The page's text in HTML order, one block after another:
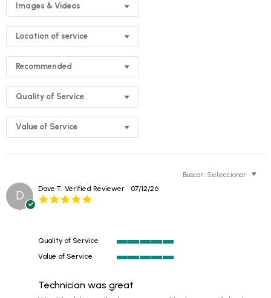
Images & Videos
Location of service
Recommended
Quality of Service
Value of Service
Buscar: Seleccionar
D Dave T. Verified Reviewer 07/12/26
Quality of Service
of
rating
Value of Service
5
Technician was great